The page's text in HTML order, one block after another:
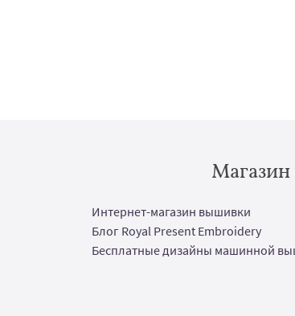
Интернет-магазин вышивки
Блог Royal Present Embroidery
Бесплатные дизайны машинной